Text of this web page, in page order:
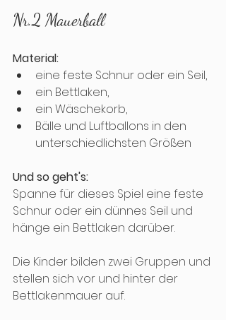
Nr.2 Mauerball
Material:
eine feste Schnur oder ein Seil,
ein Bettlaken,
ein Wäschekorb,
Bälle und Luftballons in den
unterschiedlichsten Größen
Und so geht's:
Spanne für dieses Spiel eine feste
Schnur oder ein dünnes Seil und
hänge ein Bettlaken darüber.
Die Kinder bilden zwei Gruppen und
stellen sich vor und hinter der
Bettlakenmauer auf.